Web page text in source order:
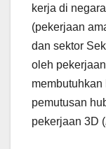
kerja di
(pekerjaan
dan sektor
oleh
pemutusan
pekerjaan 3D (